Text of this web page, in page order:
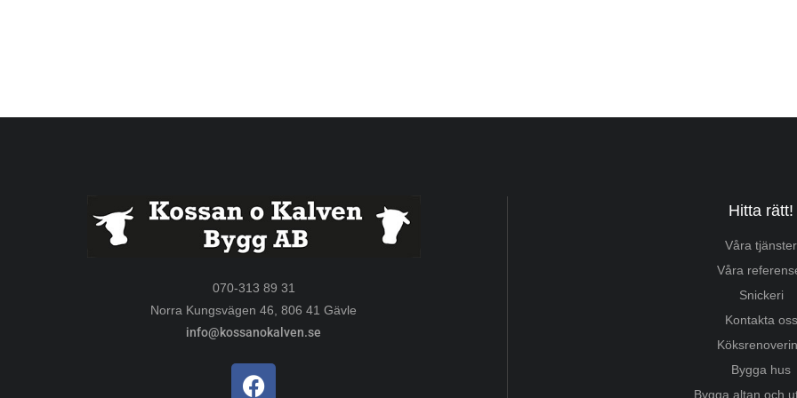
070-313 89 31
Norra Kungsvägen 46, 806 41 Gävle
info@kossanokalven.se
Hitta rätt!
Våra tjänster
Våra
Snickeri
Kontakta oss
Bygga hus
Bygga altan och